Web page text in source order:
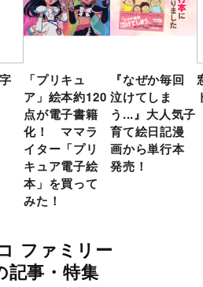
「プリキュ
ア」絵本約120
点が電子書籍
化！ ママラ
イター「プリ
キュア電子絵
本」を買って
みた！
『なぜか毎回
泣けてしま
う...』大人気子
育て絵日記漫
画から単行本
発売！
ファミリー
記事・特集